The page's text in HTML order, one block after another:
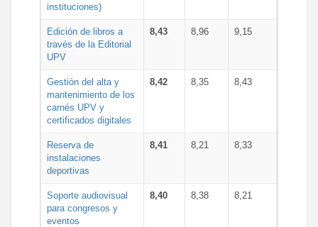
instituciones)
Edición de libros a
través de la Editorial
UPV
8,43 8,96 9,15
Gestión del alta y
mantenimiento de los
carnés UPV y
certificados digitales
8,42 8,35 8,43
Reserva de
instalaciones
deportivas
8,41 8,21 8,33
Soporte audiovisual
para congresos y
eventos
8,40 8,38 8,21